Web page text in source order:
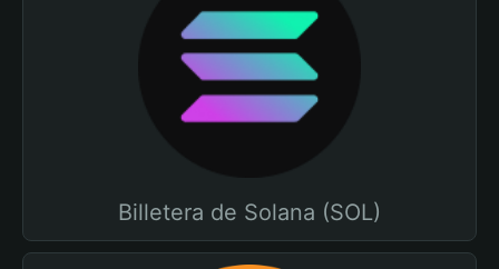
Billetera de Solana (SOL)